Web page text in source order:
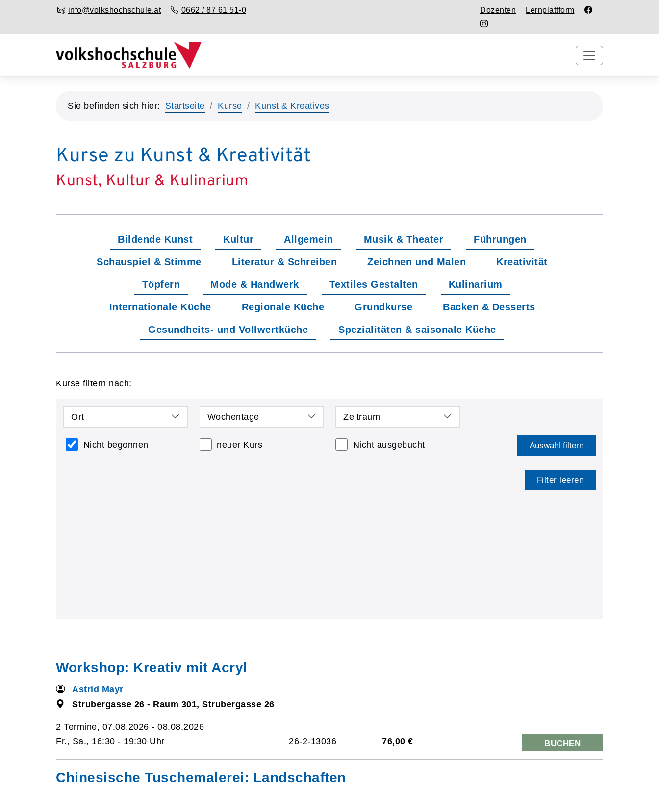
info@volkshochschule.at 0662 / 87 61 51-0 Dozenten Lernplattform
Sie befinden sich hier: Startseite Kurse Kunst & Kreatives
Kurse zu Kunst & Kreativität
Kunst, Kultur & Kulinarium
Bildende Kunst Kultur Allgemein Musik & Theater Führungen
Schauspiel & Stimme Literatur & Schreiben Zeichnen und Malen Kreativität
Töpfern Mode & Handwerk Textiles Gestalten Kulinarium
Internationale Küche Regionale Küche Grundkurse Backen & Desserts
Gesundheits- und Vollwertküche Spezialitäten & saisonale Küche
Kurse filtern nach:
Ort Wochentage Zeitraum
Nicht begonnen neuer Kurs Nicht ausgebucht Auswahl filtern
Filter leeren
Workshop: Kreativ mit Acryl
Astrid Mayr
Strubergasse 26 - Raum 301, Strubergasse 26
2 Termine, 07.08.2026 - 08.08.2026
Fr., Sa., 16:30 - 19:30 Uhr
26-2-13036 76,00 € BUCHEN
Chinesische Tuschemalerei: Landschaften